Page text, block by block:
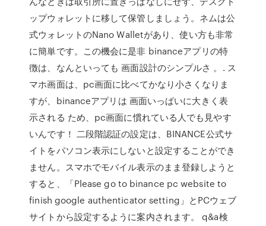
ップウォレットに移して保管しましょう。ネムは公
式ウォレットのNano Walletがあり、使い方も非常
に簡単です。この機会に是非 binanceアプリの特
徴は、なんといっても 画面設計のシンプルさ 。. ス
マホ画面は、pc画面に比べてかなり小さくなりま
すが、binanceアプリは 画面いっぱいに大きく表
示される ため、pc画面に慣れている人でも見やす
いんです！ 二段階認証の設定は、BINANCE公式サ
イトをパソコン表示にしないと設定することができ
ません。スマホでモバイル表示のまま登録しようと
すると、「Please go to binance pc website to
finish google authenticator setting」とPCウェブ
サイトから設定するように案内されます。 q&a検